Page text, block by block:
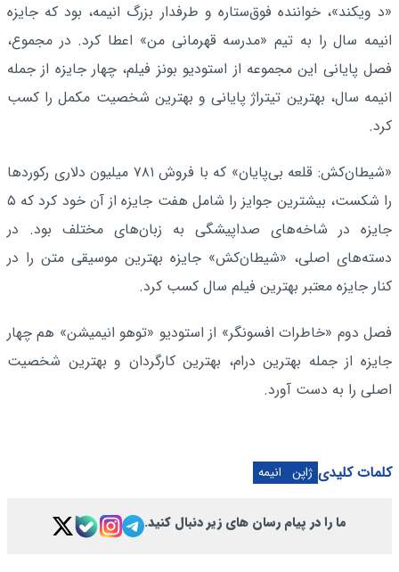
«د ویکند»، خواننده فوق‌ستاره و طرفدار بزرگ انیمه، بود که جایزه
انیمه سال را به تیم «مدرسه قهرمانی من» اعطا کرد. در مجموع،
فصل پایانی این مجموعه از استودیو بونز فیلم، چهار جایزه از جمله
انیمه سال، بهترین تیتراژ پایانی و بهترین شخصیت مکمل را کسب
کرد.
«شیطان‌کش: قلعه بی‌پایان» که با فروش ۷۸۱ میلیون دلاری رکوردها
را شکست، بیشترین جوایز را شامل هفت جایزه از آن خود کرد که ۵
جایزه در شاخه‌های صداپیشگی به زبان‌های مختلف بود. در
دسته‌های اصلی، «شیطان‌کش» جایزه بهترین موسیقی متن را در
کنار جایزه معتبر بهترین فیلم سال کسب کرد.
فصل دوم «خاطرات افسونگر» از استودیو «توهو انیمیشن» هم چهار
جایزه از جمله بهترین درام، بهترین کارگردان و بهترین شخصیت
اصلی را به دست آورد.
کلمات کلیدی ژاپن انیمه
ما را در پیام رسان های زیر دنبال کنید.